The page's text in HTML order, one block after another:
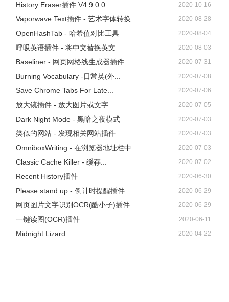
History Eraser插件 V4.9.0.0 2020-10-16
Vaporwave Text插件 - 艺术字体转换 2020-08-28
OpenHashTab - 哈希值对比工具 2020-08-04
呼吸英语插件 - 将中文替换英文 2020-08-03
Baseliner - 网页网格线生成器插件 2020-07-31
Burning Vocabulary -日常英(外... 2020-07-08
Save Chrome Tabs For Late... 2020-07-06
放大镜插件 - 放大图片或文字 2020-07-05
Dark Night Mode - 黑暗之夜模式 2020-07-03
类似的网站 - 发现相关网站插件 2020-07-03
OmniboxWriting - 在浏览器地址栏中... 2020-07-03
Classic Cache Killer - 缓存... 2020-07-02
Recent History插件 2020-06-30
Please stand up - 倒计时提醒插件 2020-06-29
网页图片文字识别OCR(酷小子)插件 2020-06-29
一键读图(OCR)插件 2020-06-11
Midnight Lizard 2020-04-22